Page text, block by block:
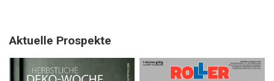
Aktuelle Prospekte